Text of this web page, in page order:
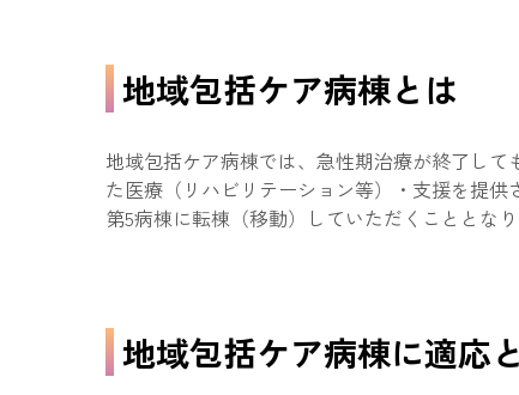
地域包括ケア病棟とは
地域包括ケア病棟では、急性期治療が終了し
た医療（リハビリテーション等）・支援を提供
第5病棟に転棟（移動）していただくこととな
地域包括ケア病棟に適応